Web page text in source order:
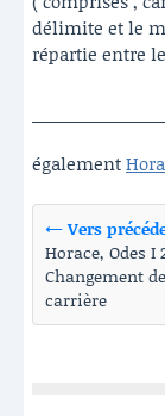
délimite et le
répartie entre
également
← Vers
Horace, Odes I
Changement de
carrière